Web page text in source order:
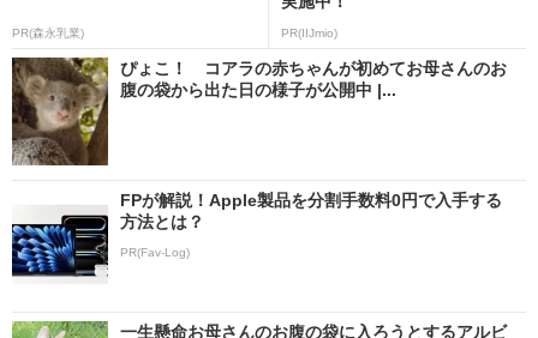
PR(森永乳業) PR(IIJmio)
ぴょこ！ コアラの赤ちゃんが初めてお母さんのお
腹の袋から出た日の様子が公開中 |...
FPが解説！Apple製品を分割手数料0円で入手する
方法とは？
PR(Fav-Log)
一生懸命お母さんのお腹の袋に入ろうとするアルビ